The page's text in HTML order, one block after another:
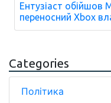
Ентузіаст обійшов
переносний Xbox
Categories
Політика